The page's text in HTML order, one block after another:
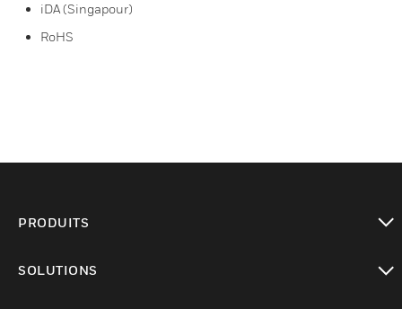
iDA (Singapour)
RoHS
PRODUITS
SOLUTIONS